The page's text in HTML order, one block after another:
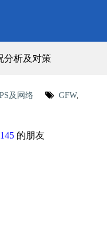
分析及对策
及网络 GFW,
的朋友